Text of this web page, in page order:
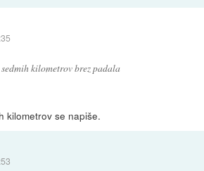
kilometrov brez padala
kilometrov se napiše.